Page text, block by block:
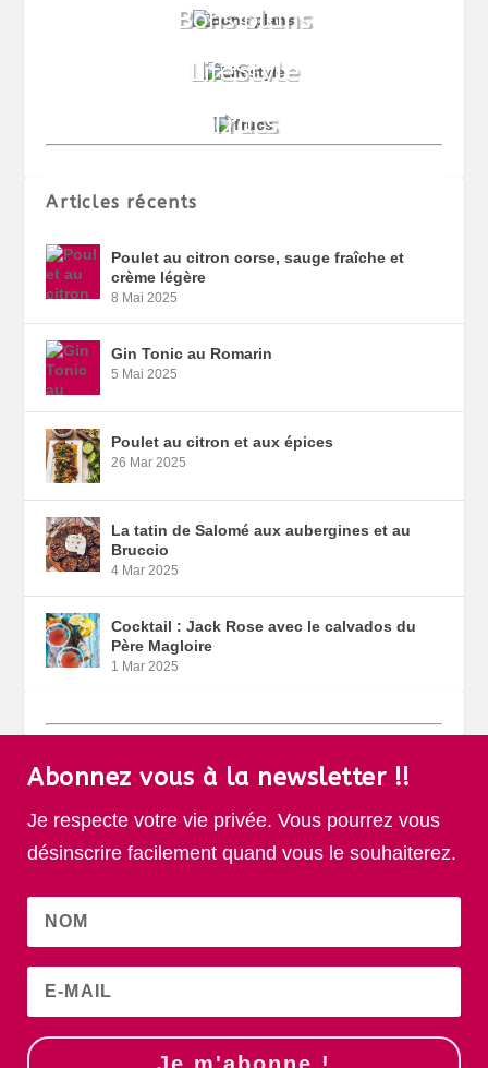
Articles récents
Poulet au citron corse, sauge fraîche et
crème légère
8 Mai 2025
Gin Tonic au Romarin
5 Mai 2025
Poulet au citron et aux épices
26 Mar 2025
La tatin de Salomé aux aubergines et au
Bruccio
4 Mar 2025
Cocktail : Jack Rose avec le calvados du
Père Magloire
1 Mar 2025
Abonnez vous à la newsletter !!
Je respecte votre vie privée. Vous pourrez vous
désinscrire facilement quand vous le souhaiterez.
Je m'abonne !